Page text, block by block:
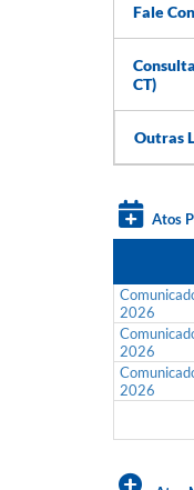
Fale
CT)
Outras
Atos
2026
2026
2026